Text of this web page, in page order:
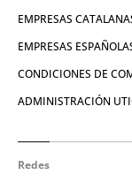
EMPRESAS
EMPRESAS
CONDICIONES DE
ADMINISTRACIÓN
Redes